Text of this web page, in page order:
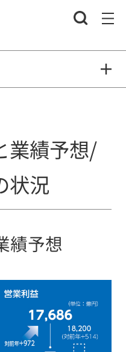
業績予想/
状況
績予想